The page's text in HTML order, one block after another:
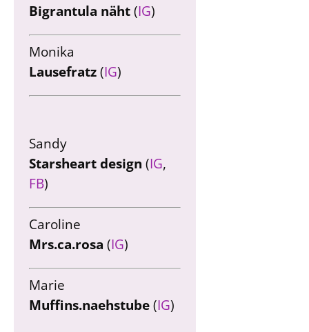
Bigrantula näht (IG)
Monika
Lausefratz (IG)
Sandy
Starsheart design (IG,
FB)
Caroline
Mrs.ca.rosa (IG)
Marie
Muffins.naehstube (IG)